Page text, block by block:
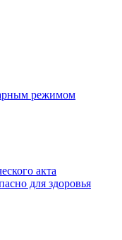
режимом
акта
для здоровья